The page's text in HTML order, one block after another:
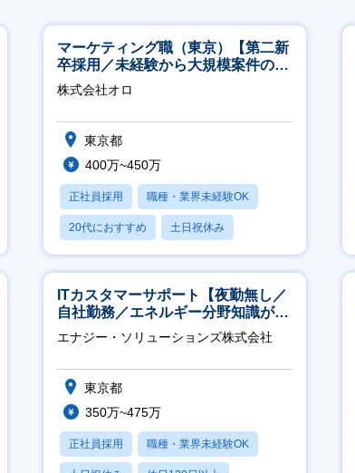
マーケティング職（東京）【第二新
卒採用／未経験から大規模案件のマ
ーケティングが経験できる／研修充
実】
株式会社オロ
東京都
400万~450万
正社員採用 職種・業界未経験OK
20代におすすめ 土日祝休み
休日120日以上
ITカスタマーサポート【夜勤無し／
自社勤務／エネルギー分野知識が身
につきます】
エナジー・ソリューションズ株式会社
東京都
350万~475万
正社員採用 職種・業界未経験OK